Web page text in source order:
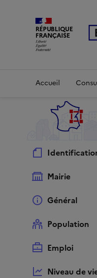
RÉPUBLIQUE
FRANÇAISE
Accueil
Mairie
Général
Population
Emploi
Niveau de